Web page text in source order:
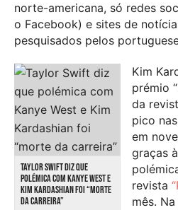
norte-americana, só redes
o Facebook) e sites de
pesquisados pelos
TAYLOR SWIFT DIZ QUE
POLÉMICA COM KANYE WEST E
KIM KARDASHIAN FOI “MORTE
DA CARREIRA”
Kim
prémio
da
pico
em
graças
revista
mês.